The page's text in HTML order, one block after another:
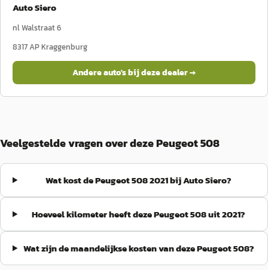
Auto Siero
nl Walstraat 6
8317 APKraggenburg
Andere auto's bij deze dealer →
Veelgestelde vragen over deze Peugeot 508
Wat kost de Peugeot 508 2021 bij Auto Siero?
Hoeveel kilometer heeft deze Peugeot 508 uit 2021?
Wat zijn de maandelijkse kosten van deze Peugeot 508?